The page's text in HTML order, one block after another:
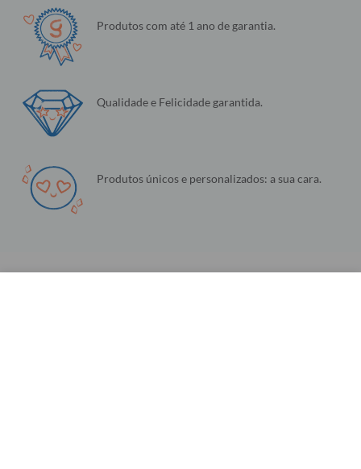
Produtos com até 1 ano de garantia.
Qualidade e Felicidade garantida.
Produtos únicos e personalizados: a sua cara.